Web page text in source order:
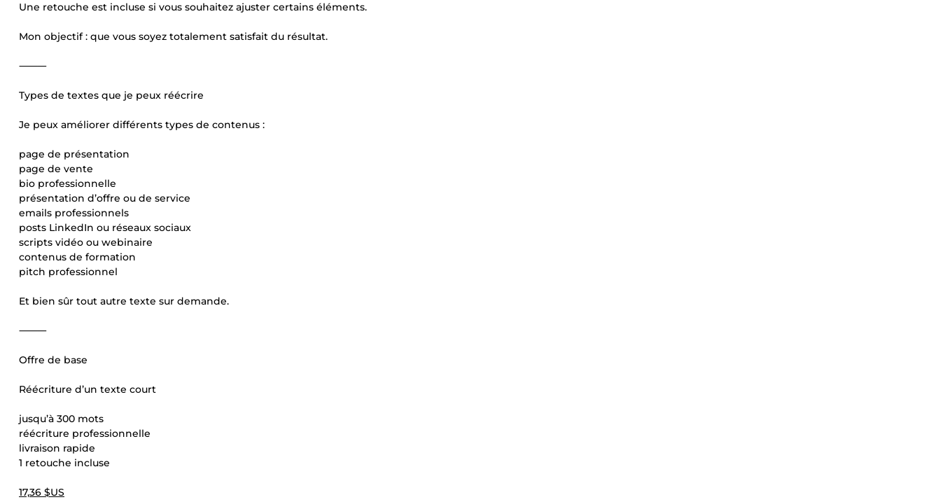
Une retouche est incluse si vous souhaitez ajuster certains éléments.
Mon objectif : que vous soyez totalement satisfait du résultat.
⸻
Types de textes que je peux réécrire
Je peux améliorer différents types de contenus :
page de présentation
page de vente
bio professionnelle
présentation d’offre ou de service
emails professionnels
posts LinkedIn ou réseaux sociaux
scripts vidéo ou webinaire
contenus de formation
pitch professionnel
Et bien sûr tout autre texte sur demande.
⸻
Offre de base
Réécriture d’un texte court
jusqu’à 300 mots
réécriture professionnelle
livraison rapide
1 retouche incluse
17,36 $US